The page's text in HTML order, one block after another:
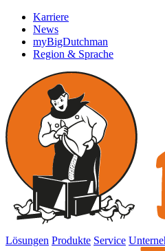
Karriere
News
myBigDutchman
Region & Sprache
Lösungen Produkte Service